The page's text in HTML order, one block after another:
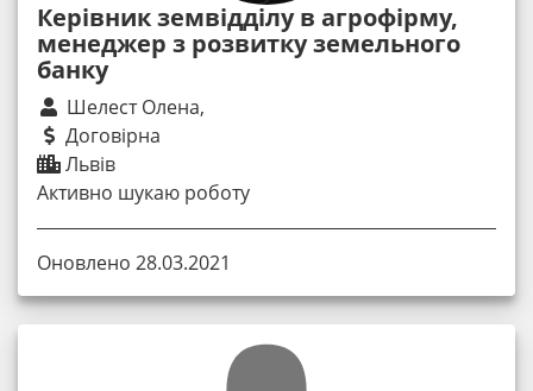
Керівник земвідділу в агрофірму,
менеджер з розвитку земельного
банку
Шелест Олена,
Договірна
Львів
Активно шукаю роботу
Оновлено 28.03.2021